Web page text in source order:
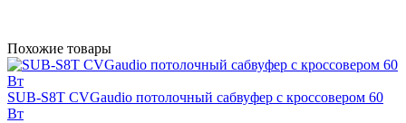
Похожие товары
SUB-S8T CVGaudio потолочный сабвуфер с кроссовером 60
Вт